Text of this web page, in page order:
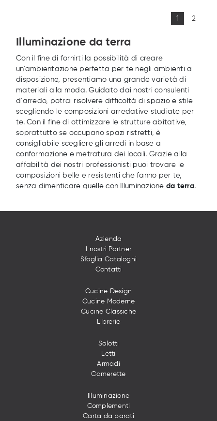
1 2
Illuminazione da terra
Con il fine di fornirti la possibilità di creare
un'ambientazione perfetta per te negli ambienti a
disposizione, presentiamo una grande varietà di
materiali alla moda. Guidato dai nostri consulenti
d'arredo, potrai risolvere difficoltà di spazio e stile
scegliendo le composizioni arredative studiate per
te. Con il fine di ottimizzare le strutture abitative,
soprattutto se occupano spazi ristretti, è
consigliabile scegliere gli arredi in base a
conformazione e metratura dei locali. Grazie alla
affabilità dei nostri professionisti puoi trovare le
composizioni belle e resistenti che fanno per te,
senza dimenticare quelle con Illuminazione da terra.
Azienda
I nostri Partner
Sfoglia Cataloghi
Contatti
Cucine Design
Cucine Moderne
Cucine Classiche
Librerie
Salotti
Letti
Armadi
Camerette
Illuminazione
Complementi
Carta da parati